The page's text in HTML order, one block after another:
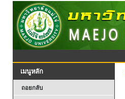
เมนูหลัก
ถอยกลับ